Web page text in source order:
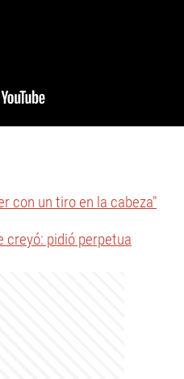
con un tiro en la cabeza"
creyó: pidió perpetua